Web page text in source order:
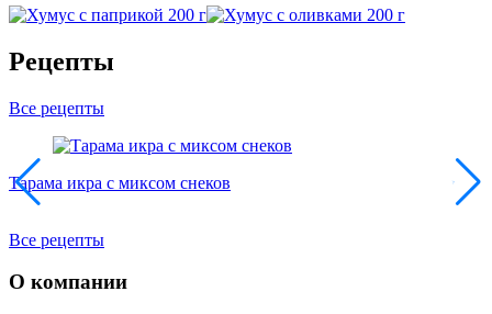
Рецепты
Все рецепты
Тарама икра с миксом снеков
Все рецепты
О компании